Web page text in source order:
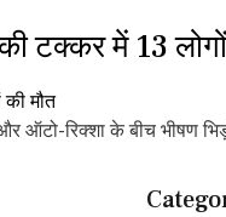
टक्कर में 13
रिक्शा के बीच भीषण